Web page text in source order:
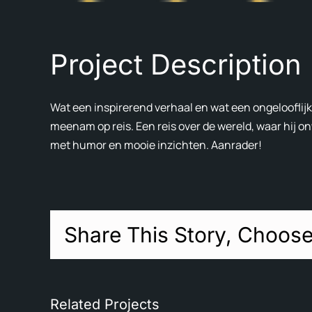
Project Description
Wat een inspirerend verhaal en wat een
meenam op reis. Een reis over de wereld, waar hij
met humor en mooie inzichten. Aanrader!
Share This Story,
Related Projects